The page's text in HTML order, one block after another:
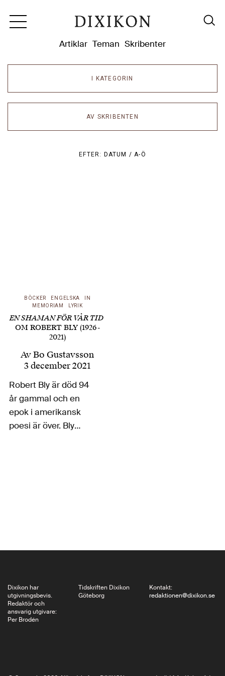
Artiklar Teman Skribenter
I KATEGORIN
AV SKRIBENTEN
EFTER: DATUM /A-Ö
BÖCKER ENGELSKA
IN
MEMORIAM
LYRIK
EN SHAMAN FÖR VÅR TID
OM ROBERT BLY (1926-
2021)
AvBo Gustavsson
3 december 2021
Robert Bly är död 94
år gammal och en
epok i amerikansk
poesi är över. Bly
Dixikon har
utgivningsbevis.
Redaktör och
ansvarig utgivare:
Per Brodén
Tidskriften Dixikon
Göteborg
Kontakt:
redaktionen@dixikon.se